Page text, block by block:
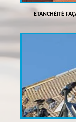
ETANCHÉITÉ